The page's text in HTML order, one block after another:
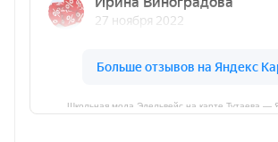
Школьная мода Эдельвейс на карте Тутаева —